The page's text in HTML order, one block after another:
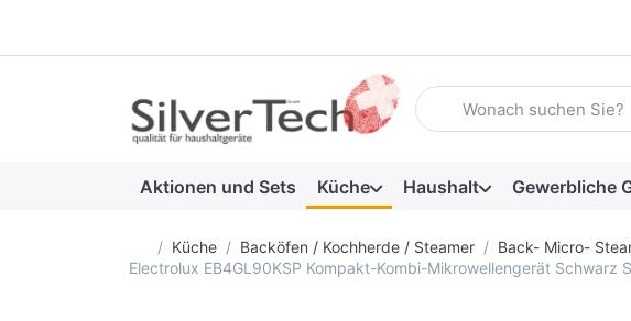
Geben Sie einen
Aktionen und Sets Küche Haushalt Gewerbliche
Startseite
Küche Backöfen / Kochherde / Steamer Back- Micro-
Electrolux EB4GL90KSP Kompakt-Kombi-Mikrowellengerät